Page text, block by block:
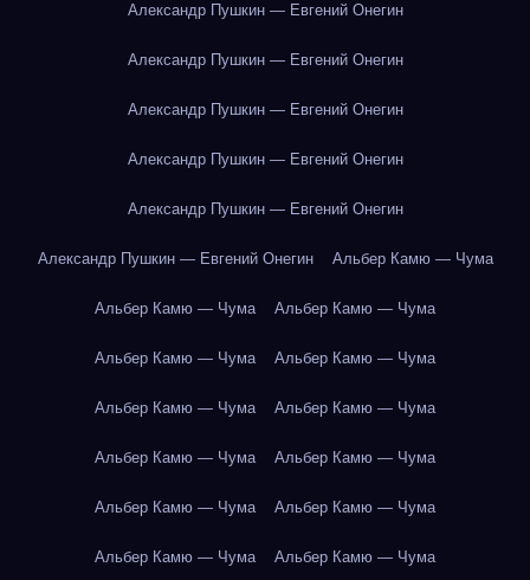
Александр Пушкин — Евгений Онегин
Александр Пушкин — Евгений Онегин
Александр Пушкин — Евгений Онегин
Александр Пушкин — Евгений Онегин
Александр Пушкин — Евгений Онегин
Александр Пушкин — Евгений Онегин Альбер Камю — Чума
Альбер Камю — Чума Альбер Камю — Чума
Альбер Камю — Чума Альбер Камю — Чума
Альбер Камю — Чума Альбер Камю — Чума
Альбер Камю — Чума Альбер Камю — Чума
Альбер Камю — Чума Альбер Камю — Чума
Альбер Камю — Чума Альбер Камю — Чума